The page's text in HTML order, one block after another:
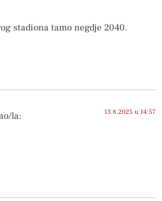
stadiona tamo negdje 2040.
la: 13.8.2025 u 14:57